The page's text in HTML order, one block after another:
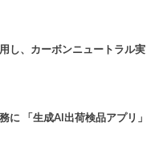
し、カーボンニュートラル実
に 「生成AI出荷検品アプリ」